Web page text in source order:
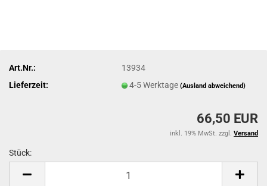
Art.Nr.:
13934
Lieferzeit:
4-5 Werktage(Ausland abweichend)
66,50 EUR
inkl. 19% MwSt. zzgl. Versand
Stück: